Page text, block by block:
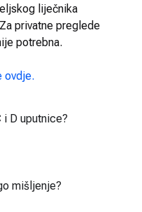
liječnika
privatne preglede
potrebna.
ovdje.
i D uputnice?
mišljenje?